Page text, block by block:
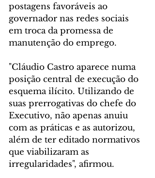
postagens favoráveis ao
governador nas redes sociais
em troca da promessa de
manutenção do emprego.
"Cláudio Castro aparece numa
posição central de execução do
esquema ilícito. Utilizando de
suas prerrogativas do chefe do
Executivo, não apenas anuiu
com as práticas e as autorizou,
além de ter editado normativos
que viabilizaram as
irregularidades", afirmou.